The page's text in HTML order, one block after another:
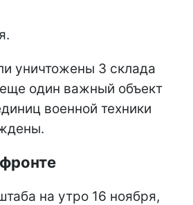
уничтожены 3 склада
один важный объект
военной техники
на утро 16 ноября,